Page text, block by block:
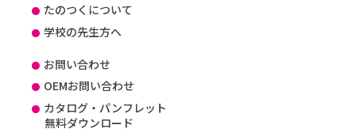
たのつくについて
学校の先生方へ
お問い合わせ
OEMお問い合わせ
カタログ・パンフレット
無料ダウンロード